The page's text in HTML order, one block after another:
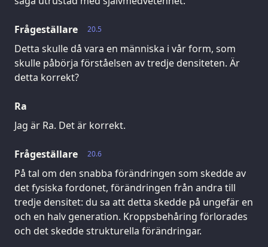
20.5
Frågeställare
Detta skulle då vara en människa i vår form, som
skulle påbörja förståelsen av tredje densiteten. Är
detta korrekt?
Ra
Jag är Ra. Det är korrekt.
20.6
Frågeställare
På tal om den snabba förändringen som skedde av
det fysiska fordonet, förändringen från andra till
tredje densitet: du sa att detta skedde på ungefär en
och en halv generation. Kroppsbehåring förlorades
och det skedde strukturella förändringar.